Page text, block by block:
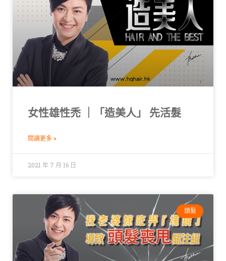
女性雄性禿 ｜「造美人」 先活髮
閱讀更多 »
2021 年 7 月 16 日
頭髮